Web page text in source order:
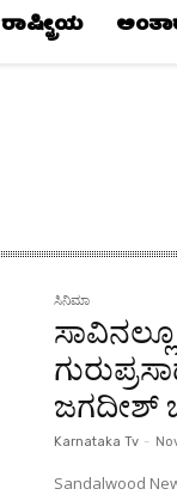
ರಾಷ್ಟ್ರೀಯ
ಸಿನಿಮಾ
ಸಾವಿನಲ್ಲೂ
ಜಗದೀಶ್
Karnataka Tv -
Sandalwood